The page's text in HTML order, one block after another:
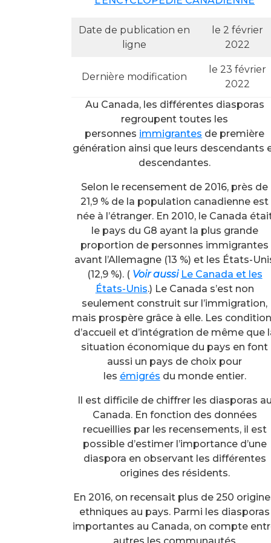
Date de publication en
ligne
le 2 février
2022
Dernière modification
le 23 février
2022
Au Canada, les différentes diasporas
regroupent toutes les
personnes immigrantes de première
génération ainsi que leurs descendants
descendantes.
Selon le recensement de 2016, près de
21,9 % de la population canadienne est
née à l’étranger. En 2010, le Canada
le pays du G8 ayant la plus grande
proportion de personnes immigrantes
avant l’Allemagne (13 %) et les États-
(12,9 %). ( Voir aussi Le Canada et les
États-Unis.) Le Canada s’est non
seulement construit sur l’immigration,
mais prospère grâce à elle. Les
d’accueil et d’intégration de même que
situation économique du pays en font
aussi un pays de choix pour
les émigrés du monde entier.
Il est difficile de chiffrer les diasporas au
Canada. En fonction des données
recueillies par les recensements, il est
possible d’estimer l’importance d’une
diaspora en observant les différentes
origines des résidents.
En 2016, on recensait plus de 250
ethniques au pays. Parmi les diasporas
importantes au Canada, on compte